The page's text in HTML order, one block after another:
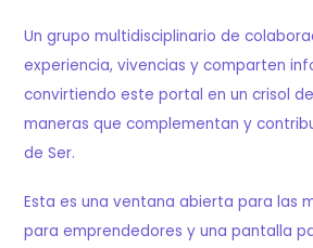
Un grupo multidisciplinario de
experiencia, vivencias y comparten
convirtiendo este portal en un crisol
maneras que complementan y
de Ser.
Esta es una ventana abierta para las
para emprendedores y una pantalla